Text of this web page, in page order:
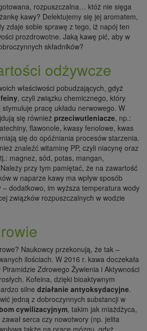
rozpuszczalna… któż nie sięga
kawy? Delektujemy się jej aromatem,
zdaje sobie sprawę z tego, iż napój ten
prozdrowotne. Jaką kawę pić, aby w
składników?
odżywcze
właściwości pobudzających, gdyż
, czyli związku chemicznego, który
pracę układu nerwowego. W
się również przeciwutleniacze, np.:
flawonole, kwasy fenolowe, kwas
się do opóźniania procesów starzenia.
znaleźć witaminę PP, czyli niacynę oraz
tj.: magnez, sód, potas, mangan,
przy tym pamiętać, że na zawartość
w naparze kawy ma wpływ sposób
dodatkowo, im wyższa temperatura wody
związków rozpuszczalnych w wodzie
Naukowcy przekonują, że tak –
ilościach. W 2016 r. kawa doczekała
Zdrowego Żywienia i Aktywności
Kofeina, dzięki bioaktywnym
silne działanie antyoksydacyjne.
jedną z dobroczynnych substancji w
cywilizacyjnym, takim jak miażdżyca,
serca czy nowotwory (np. jelita
także na pracę mózgu, gdyż